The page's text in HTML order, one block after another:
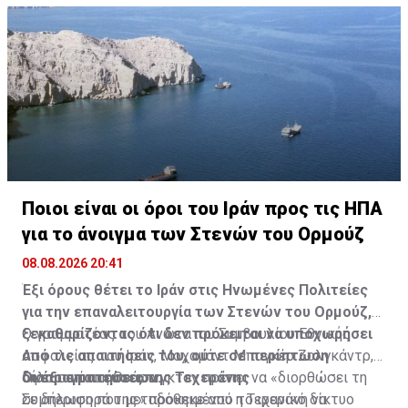
Ποιοι είναι οι όροι του Ιράν προς τις ΗΠΑ
για το άνοιγμα των Στενών του Ορμούζ
08.08.2026 20:41
Έξι όρους θέτει το Ιράν στις Ηνωμένες Πολιτείες
για την επαναλειτουργία των Στενών του Ορμούζ,
ξεκαθαρίζοντας ότι δεν πρόκειται να υποχωρήσει
από τις απαιτήσεις του, ούτε σε περίπτωση
διαπραγματεύσεων.
Ο γραμματέας του Ανώτατου Συμβουλίου Εθνικής
Ασφαλείας του Ιράν, Μοχαμάντ Μπαγκέρ Ζολγκάντρ,
δήλωσε ότι η Ουάσινγκτον πρέπει να «διορθώσει τη
συμπεριφορά της» προκειμένου η Τεχεράνη να
Οι έξι απαιτήσεις της Τεχεράνης
Σε δήλωση που μεταδόθηκε από το ιρανικό δίκτυο